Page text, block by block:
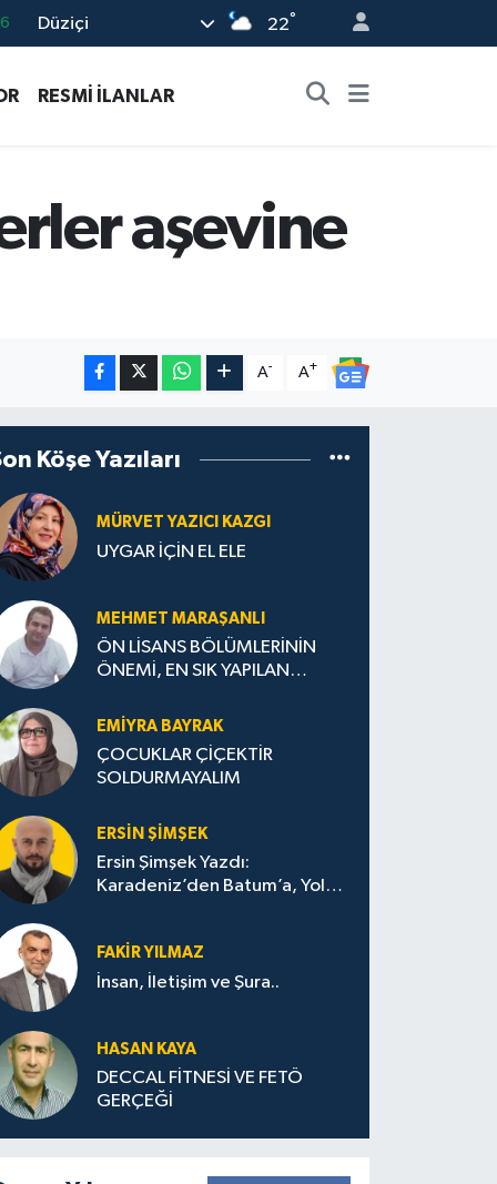
Düziçi 22°
RESMİ İLANLAR
aşevine
A- A+
Köşe Yazıları
MÜRVET YAZICI KAZGI
UYGAR İÇİN EL ELE
MEHMET MARAŞANLI
ÖN LİSANS BÖLÜMLERİNİN
ÖNEMİ, EN SIK YAPILAN
STRATEJİLERİ
EMIYRA BAYRAK
ÇOCUKLAR ÇİÇEKTİR
SOLDURMAYALIM
ERSIN ŞIMŞEK
Ersin Şimşek Yazdı:
Karadeniz’den Batum’a, Yolun
FAKIR YILMAZ
İnsan, İletişim ve Şura..
HASAN KAYA
DECCAL FİTNESİ VE FETÖ
GERÇEĞİ